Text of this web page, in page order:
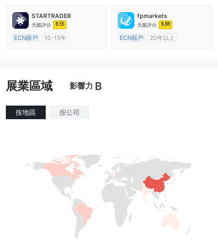
主標MT4
主標MT4
STARTRADER
天眼評分 8.55
ECN賬戶
10-15年
fpmarkets
天眼評分 8.88
ECN賬戶
20年以上
展業區域 影響力 B
按地區 按公司